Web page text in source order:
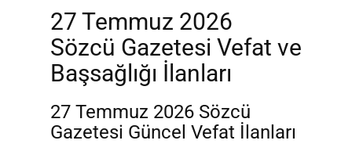
27 Temmuz 2026
Sözcü Gazetesi Vefat ve
Başsağlığı İlanları
27 Temmuz 2026 Sözcü
Gazetesi Güncel Vefat İlanları